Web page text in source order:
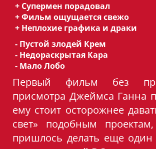
+ Супермен порадовал
+ Фильм ощущается свежо
+ Неплохие графика и драки
- Пустой злодей Крем
- Недораскрытая Кара
- Мало Лобо
Первый фильм без
присмотра Джеймса Ганна
ему стоит осторожнее
свет» подобным
пришлось делать еще один